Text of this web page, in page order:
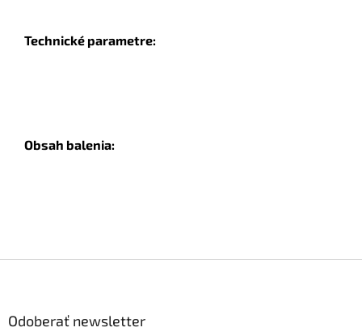
Technické parametre:
Obsah balenia:
Odoberať newsletter